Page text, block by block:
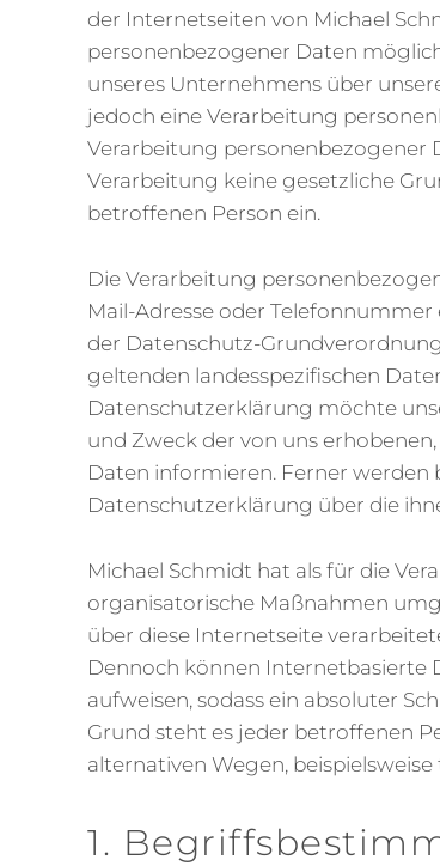
der Internetseiten von Michael
personenbezogener Daten
unseres Unternehmens über
jedoch eine Verarbeitung
Verarbeitung personenbezogener
Verarbeitung keine gesetzliche
betroffenen Person ein.
Die Verarbeitung
Mail-Adresse oder
der Datenschutz-
geltenden landesspezifischen
Datenschutzerklärung möchte
und Zweck der von uns
Daten informieren. Ferner
Datenschutzerklärung über die
Michael Schmidt hat als für die
organisatorische Maßnahmen
über diese Internetseite
Dennoch können Internetbasierte
aufweisen, sodass ein absoluter
Grund steht es jeder betroffenen
alternativen Wegen,
1.